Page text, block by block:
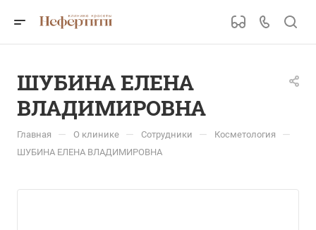
ШУБИНА ЕЛЕНА
ВЛАДИМИРОВНА
Главная — О клинике — Сотрудники — Косметология —
ШУБИНА ЕЛЕНА ВЛАДИМИРОВНА